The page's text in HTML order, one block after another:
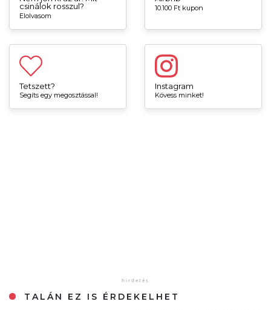
csinálok rosszul?
Elolvasom
10.100 Ft kupon
Tetszett?
Segíts egy megosztással!
Instagram
Kövess minket!
TALÁN EZ IS ÉRDEKELHET